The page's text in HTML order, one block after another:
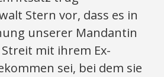
Stern vor, dass es in
unserer Mandantin
mit ihrem Ex-
sei, bei dem sie